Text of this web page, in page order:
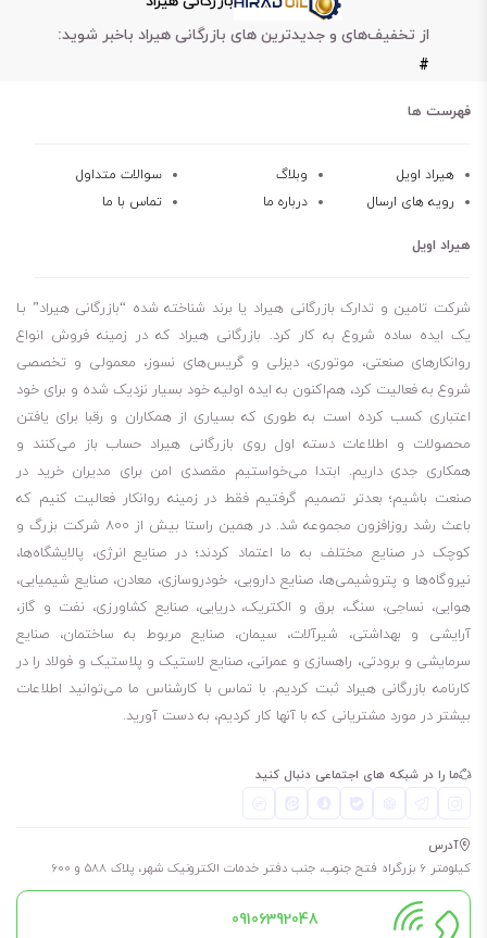
204 درجه سانتی‌گراد کارایی خود را به خوبی حفظ می‌کند، همچنین دارای
خاصیت جداپذیری از آب خوبی است. این محصول سبب کاهش دما، خوردگی
ویژگی‌های روغن هیدرولیک شل تلوس S 22
جلوگیری از تشکیل رسوب
جداپذیری از آب
افزایش طول عمر قطعات
مقاومت در برابر اکسیداسیون
طول عمر طولانی روغن
از تخفیف‌های و جدیدترین های بازرگانی هیراد باخبر شوید:
#
فهرست ها
هیراد اویل وبلاگ
سوالات متداول
رویه های ارسال
درباره ما تماس با ما
هیراد اویل
شرکت تامین و تدارک بازرگانی هیراد یا برند شناخته شده “بازرگانی هیراد” بـا
یک ایده ساده شروع به کار کرد. بازرگانی هیراد که در زمینه فروش انواع
روانکارهای صنعتی، موتوری، دیزلی و گریس‌های نسوز، معمولی و تخصصی
شروع به فعالیت کرد، هم‌اکنون به ایده اولیه خود بسیار نزدیک شده و برای خود
اعتباری کسب کرده است به طوری که بسیاری از همکاران و رقبا برای یافتن
محصولات و اطلاعات دسته اول روی بازرگانی هیراد حساب باز می‌کنند و
همکاری جدی داریم. ابتدا می‌خواستیم مقصدی امن برای مدیران خرید در
صنعت باشیم؛ بعدتر تصمیم گرفتیم فقط در زمینه روانکار فعالیت کنیم که
باعث رشد روزافزون مجموعه شد. در همین راستا بیش از 800 شرکت بزرگ و
کوچک در صنایع مختلف به ما اعتماد کردند؛ در صنایع انرژی، پالایشگاه‌ها،
نیروگاه‌ها و پتروشیمی‌ها، صنایع دارویی، خودروسازی، معادن، صنایع شیمیایی،
هوایی، نساجی، سنگ، برق و الکتریک، دریایی، صنایع کشاورزی، نفت و گاز،
آرایشی و بهداشتی، شیرآلات، سیمان، صنایع مربوط به ساختمان، صنایع
سرمایشی و برودتی، راهسازی و عمرانی، صنایع لاستیک و پلاستیک و فولاد را در
کارنامه بازرگانی هیراد ثبت کردیم. با تماس با کارشناس ما می‌توانید اطلاعات
بیشتر در مورد مشتریانی که با آنها کار کردیم، به دست آورید.
ما را در شبکه های اجتماعی دنبال کنید
آدرس
کیلومتر 6 بزرگراه فتح جنوب، جنب دفتر خدمات الکترونیک شهر، پلاک 588 و 600
09106392048